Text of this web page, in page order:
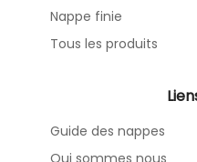
Nappe finie
Tous les produits
Guide des nappes